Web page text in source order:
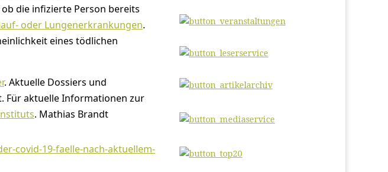
die infizierte Person bereits
oder Lungenerkrankungen.
eines tödlichen
. Aktuelle Dossiers und
Für aktuelle Informationen zur
. Mathias Brandt
covid-19-faelle-nach-aktuellem-